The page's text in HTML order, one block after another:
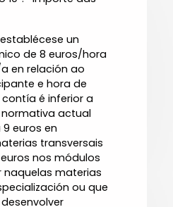
un
de 8 euros/hora
en relación ao
e hora de
é inferior a
actual
euros en
transversais
euros nos módulos
naquelas materias
ou que